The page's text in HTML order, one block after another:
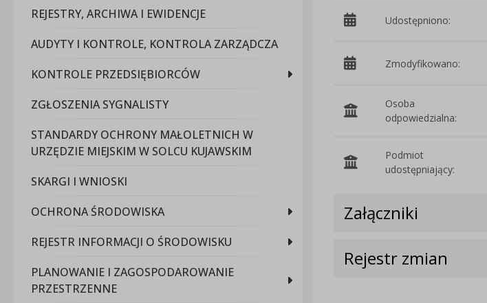
REJESTRY, ARCHIWA I EWIDENCJE
AUDYTY I KONTROLE, KONTROLA ZARZĄDCZA
KONTROLE PRZEDSIĘBIORCÓW
ZGŁOSZENIA SYGNALISTY
STANDARDY OCHRONY MAŁOLETNICH W
URZĘDZIE MIEJSKIM W SOLCU KUJAWSKIM
SKARGI I WNIOSKI
OCHRONA ŚRODOWISKA
REJESTR INFORMACJI O ŚRODOWISKU
PLANOWANIE I ZAGOSPODAROWANIE
PRZESTRZENNE
Udostępniono:
Zmodyfikowano:
Osoba
odpowiedzialna:
Podmiot
udostępniający:
Załączniki
Rejestr zmian